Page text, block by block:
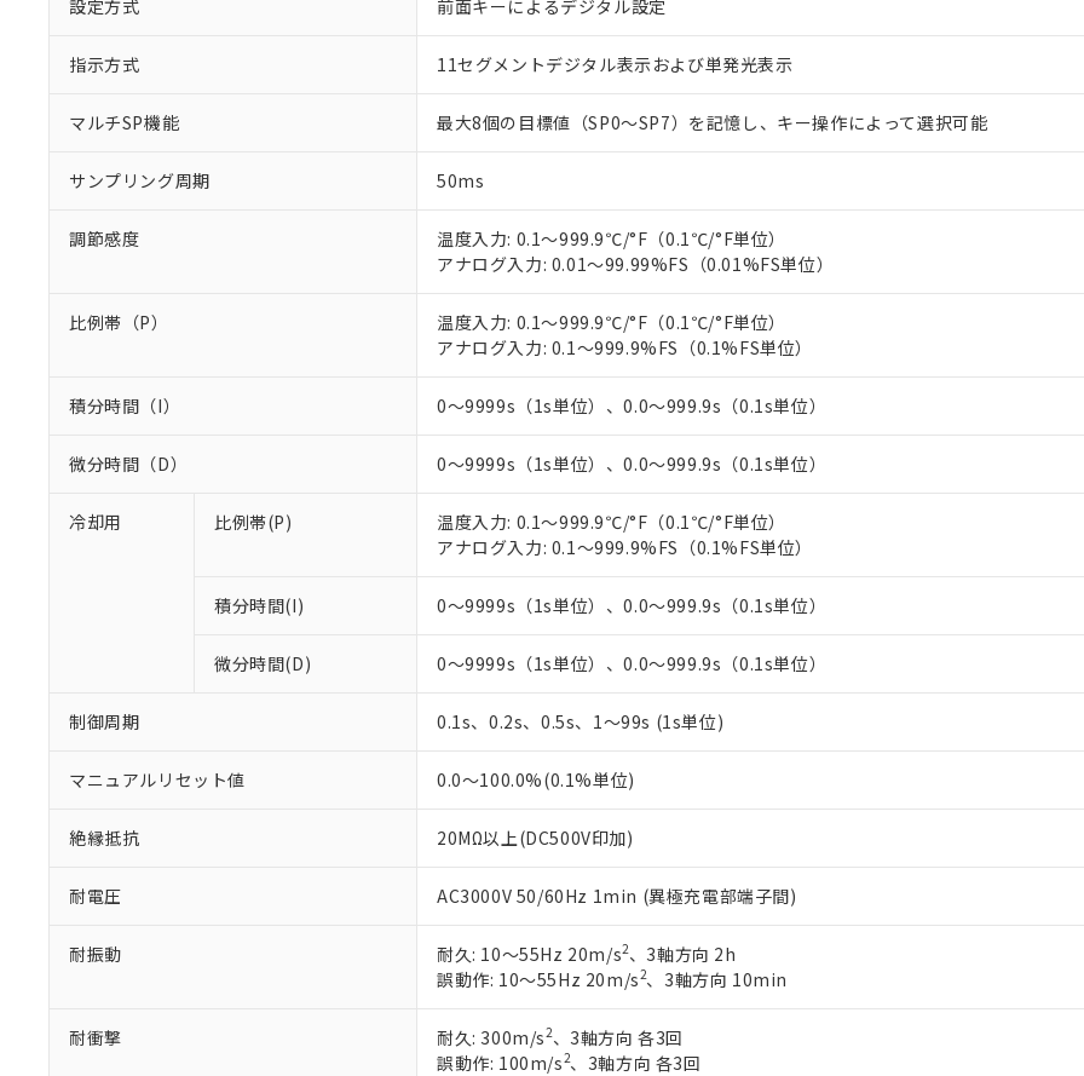
設定方式 前面キーによるデジタル設定
指示方式 11セグメントデジタル表示および単発光表示
マルチSP機能 最大8個の目標値（SP0～SP7）を記憶し、キー操作によって選択可能
サンプリング周期 50ms
調節感度
温度入力: 0.1～999.9℃/°F（0.1℃/°F単位）
アナログ入力: 0.01～99.99%FS（0.01%FS単位）
比例帯（P）
温度入力: 0.1～999.9℃/°F（0.1℃/°F単位）
アナログ入力: 0.1～999.9%FS（0.1%FS単位）
積分時間（I） 0～9999s（1s単位）、0.0～999.9s（0.1s単位）
微分時間（D） 0～9999s（1s単位）、0.0～999.9s（0.1s単位）
冷却用 比例帯(P)
温度入力: 0.1～999.9℃/°F（0.1℃/°F単位）
アナログ入力: 0.1～999.9%FS（0.1%FS単位）
積分時間(I) 0～9999s（1s単位）、0.0～999.9s（0.1s単位）
微分時間(D) 0～9999s（1s単位）、0.0～999.9s（0.1s単位）
制御周期 0.1s、0.2s、0.5s、1～99s (1s単位)
マニュアルリセット値 0.0～100.0%(0.1%単位)
絶縁抵抗 20MΩ以上(DC500V印加)
耐電圧 AC3000V 50/60Hz 1min (異極充電部端子間)
耐振動 耐久: 10～55Hz 20m/s2、3軸方向 2h
誤動作: 10～55Hz 20m/s2、3軸方向 10min
耐衝撃 耐久: 300m/s2、3軸方向 各3回
誤動作: 100m/s2、3軸方向 各3回
ご利用条件
以下の条件をお読みいただき、同意のうえご利用ください。
本サービスは、当社制御機器事業取扱商品の当社在庫状況および標準価格(税抜)を
くものです。
在庫状況および標準価格照会結果は、記載している更新日時点での社内データに
のであり、閲覧された時点での実際の在庫および標準価格とは異なる場合があるこ
い。
正式な納期状況および標準価格はお客様のお取引先、またはお客様担当のオムロ
当社販売員にご相談ください。
オムロン制御機器販売店や当社販売拠点は「販売ネットワーク
」をご確認くだ
在庫状況および標準価格結果を当社の事前の承諾なく第三者に漏洩または開示し
ている必要があります。
お客様が当ウェブサイト上で当社にご登録された部品リストについて、当社および
が、当社の製品・サービスに関するお客様との取引・商談に必要な範囲で利用す
さい。
※当社の共同利用者とは、"個人情報の共同利用に関して"
の「1.共同利用者の
いる法人を指します。
対応予定なし：EU RoHS指令（10物質）の非含有に非対応の商品で、対応品を出す予
調査・確認中：EU RoHS指令（10物質）の非含有の対応状況を調査中または確認中の
非該当品：ライセンス料など無形物で、有害物質有無と関係のない商品です。
仕入先様の事情により、非含有部品としていたものが、含有品と判明した場合などやむ
があります。
鉛(Pb) 1000ppm以下、 水銀(Hg) 1000ppm以下、 カドミウム(Cd) 100ppm以下、
六価クロム(Cr(Ⅵ)) 1000ppm以下、ポリ臭化ビフェニル類(PBB) 1000ppm以下、ポリ臭化ジフェニルエーテル類
ル（DBP） 1000ppm以下、フタル酸ジイソブチル (DIBP) 1000ppm以下
但し、RoHS指令で産業用監視および制御機器に対する適用除外項目は除く。
フタル酸エステル類の４物質については閾値を超える意図的な使用がないことを確認しています。
※2 対応予定月
部品在庫の切り替え状況などにより、予定月が前後することがあります。
※3 非含有証明書ダウンロード
下記の非含有証明書をダウンロードすることができます。
EU RoHS指令（10物質）の非含有証明書
51物質の非含有証明書（当社基準）
※本証明書は発行日時点で非含有を証明するもので、過去に遡って非含有を証明するも
また、RoHS指令のフタル酸エステル類４物質の対応では、対応完了までの期間は出
既に当社にて対応品への在庫切替を完了していることから、特段のことがない限り、
り割愛しております。
「○」：最大均質材料含有率が中国RoHSの基準値以下であることを示します。
「×」：最大均質材料含有率が中国RoHSの基準値を超えていることを示します。
「－」：未確認です。当社販売部門へお問い合わせください。
*中国RoHS10物質の基準値 (GB/T26572)：
Pb(鉛) :1000ppm、 Hg(水銀) : 1000ppm、 Cd(カドミウム) : 100ppm、
Cr(Ⅵ)(六価クロム) : 1000ppm、 PBBs(ポリ臭化ビフェニル類) : 1000ppm、 PBDEs(ポリ臭化ジフェニルエーテ
DBP(フタル酸ジブチル) : 1000ppm、 DIBP(フタル酸ジイソブチル) : 1000ppm、 BBP(フタル酸ブチルベンジル
※2 環境保護使用期限
「ｅ」：有害物質（10物質）のすべてが基準値以下であることを示します。
「10」：通常の使用状況下において有害物質が外部に漏えいし、環境に深刻な影響を及
当社は、これら貴社製品のうち、外国為替および外国貿易法に定める商品（以下｢
当社は規制貨物を破棄する場合は、完全に破砕するなど、違法に輸出されないよう
ます。
当社は貴社製品を、核兵器、ミサイル、化学兵器、生物兵器またはその他武器並び
置等に一切使用いたしません。
当社は、貴社製品を第三者に販売する場合は、上記1、2および3の内容を当該第三
また当社は、販売先および販売に係わる関係者が違法に輸出するおそれがある場合
たしません。
合意する
記
説明
○ 一定数以上の在庫あり
一定数には満たないが在庫あり
在庫なし(最新の在庫状況については、お客様のお取引先、またはお客様担当
機器販売店・当社販売員にご確認ください)
空
受注生産機種、また在庫状況の情報を公開していない機種